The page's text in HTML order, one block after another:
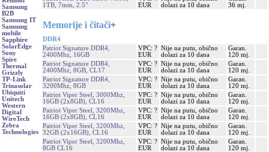
Samsung
B2B
Samsung IT
Samsung
mobile
Sapphire
SolarEdge
Sony
Spire
Thermal
Grizzly
TP-Link
Trinasolar
Ubiquiti
Unitech
Western
Digital
WireTech
Zebra
Technologies
1TB, 7mm, 2.5"
EUR
dolazi za 10 dana
36 mj.
Memorije i čitači+
DDR4
Patriot Signature DDR4,
2400Mhz, 16GB
VPC: ?
EUR
Nije na putu, obično
dolazi za 10 dana
Garan.
120 mj.
Patriot Signature DDR4,
2400Mhz, 8GB, CL17
VPC: ?
EUR
Nije na putu, obično
dolazi za 10 dana
Garan.
120 mj.
Patriot Signature DDR4,
3200Mhz, 8GB
VPC: ?
EUR
Nije na putu, obično
dolazi za 10 dana
Garan.
120 mj.
Patriot Viper Steel, 3000Mhz,
16GB (2x8GB), CL16
VPC: ?
EUR
Nije na putu, obično
dolazi za 10 dana
Garan.
120 mj.
Patriot Viper Steel, 3200Mhz,
16GB (2x8GB), CL16
VPC: ?
EUR
Nije na putu, obično
dolazi za 10 dana
Garan.
120 mj.
Patriot Viper Steel, 3200Mhz,
32GB (2x16GB), CL16
VPC: ?
EUR
Nije na putu, obično
dolazi za 10 dana
Garan.
120 mj.
Patriot Viper Steel, 3200Mhz,
8GB CL16
VPC: ?
EUR
Nije na putu, obično
dolazi za 10 dana
Garan.
120 mj.